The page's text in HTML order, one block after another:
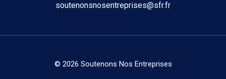
soutenonsnosentreprises@sfr.fr
© 2026 Soutenons Nos Entreprises